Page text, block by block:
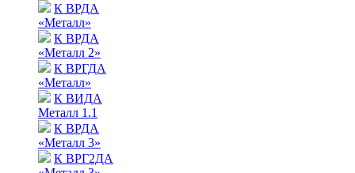
К ВРДА
«Металл»
К ВРДА
«Металл 2»
К ВРГДА
«Металл»
К ВИДА
Металл 1.1
К ВРДА
«Металл 3»
К ВРГ2ДА